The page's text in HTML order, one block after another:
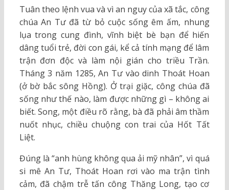
Tuân theo lệnh vua và vì an nguy của xã tắc, công
chúa An Tư đã từ bỏ cuộc sống êm ấm, nhung
lụa trong cung đình, vĩnh biệt bè bạn để hiến
dâng tuổi trẻ, đời con gái, kể cả tính mạng để lâm
trận đơn độc và làm nội gián cho triều Trần.
Tháng 3 năm 1285, An Tư vào dinh Thoát Hoan
(ở bờ bắc sông Hồng). Ở trại giặc, công chúa đã
sống như thế nào, làm được những gì – không ai
biết. Song, một điều rõ rằng, bà đã phải âm thầm
nuốt nhục, chiều chuộng con trai của Hốt Tất
Liệt.
Đúng là “anh hùng không qua ải mỹ nhân”, vì quá
si mê An Tư, Thoát Hoan rơi vào ma trận tình
cảm, đã chậm trễ tấn công Thăng Long, tạo cơ